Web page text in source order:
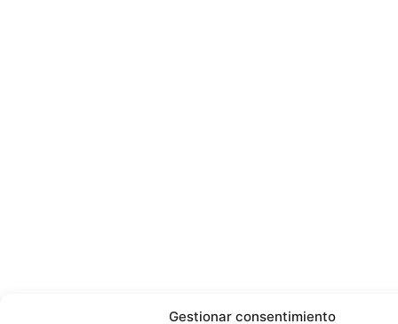
Gestionar consentimiento